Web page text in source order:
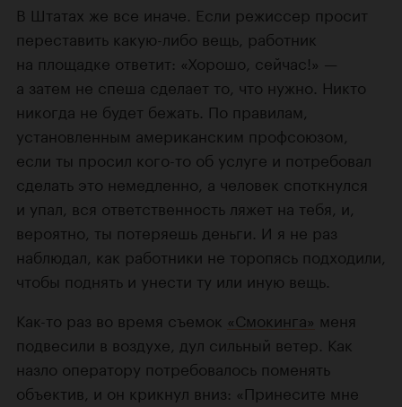
В Штатах же все иначе. Если режиссер просит
переставить какую-либо вещь, работник
на площадке ответит: «Хорошо, сейчас!» —
а затем не спеша сделает то, что нужно. Никто
никогда не будет бежать. По правилам,
установленным американским профсоюзом,
если ты просил кого-то об услуге и потребовал
сделать это немедленно, а человек споткнулся
и упал, вся ответственность ляжет на тебя, и,
вероятно, ты потеряешь деньги. И я не раз
наблюдал, как работники не торопясь подходили,
чтобы поднять и унести ту или иную вещь.
Как-то раз во время съемок «Смокинга» меня
подвесили в воздухе, дул сильный ветер. Как
назло оператору потребовалось поменять
объектив, и он крикнул вниз: «Принесите мне